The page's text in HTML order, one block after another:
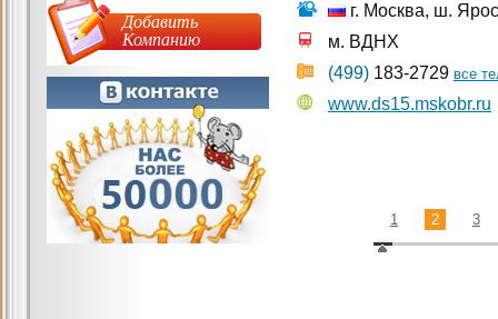
г. Москва, ш.
м. ВДНХ
(499) 183-2729 все
www.ds15.mskobr.ru
1 2 3
Добавить
Компанию